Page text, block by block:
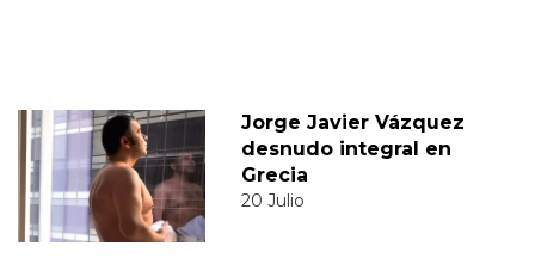
Jorge Javier Vázquez
desnudo integral en
Grecia
20 Julio